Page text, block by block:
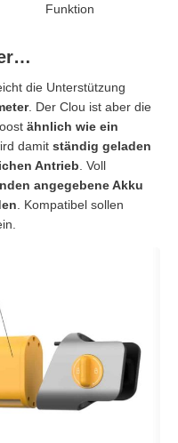
Funktion
die Unterstützung
. Der Clou ist aber die
ähnlich wie ein
damit ständig geladen
Antrieb . Voll
angegebene Akku
. Kompatibel sollen